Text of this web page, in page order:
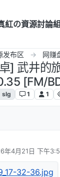
紅の資源討論組
发布区 网赚
] 武井的
[FM/
slg 1 1
年4月21日 下午
编辑 2026